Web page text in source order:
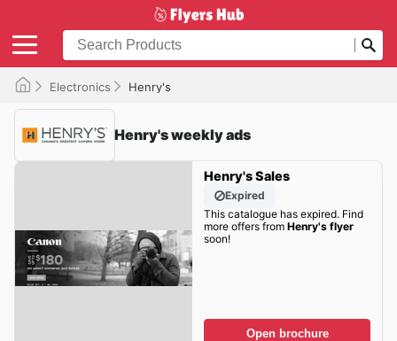
Electronics Henry's
Henry's weekly ads
Henry's Sales
Expired
This catalogue has expired. Find
more offers from Henry's flyer
soon!
Open brochure